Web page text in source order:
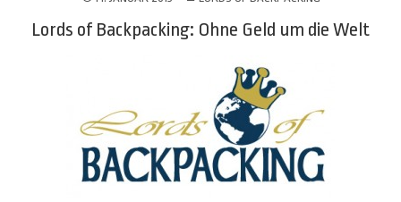
Lords of Backpacking: Ohne Geld um die Welt